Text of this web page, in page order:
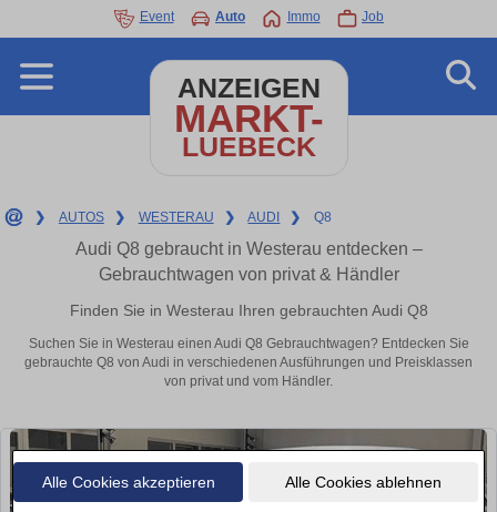
Alle Cookies akzeptieren Alle Cookies ablehnen
Event Auto Immo Job
ANZEIGEN
MARKT-
LUEBECK
❯ AUTOS ❯ WESTERAU ❯ AUDI ❯ Q8
Audi Q8 gebraucht in Westerau entdecken –
Gebrauchtwagen von privat & Händler
Finden Sie in Westerau Ihren gebrauchten Audi Q8
Suchen Sie in Westerau einen Audi Q8 Gebrauchtwagen? Entdecken Sie
gebrauchte Q8 von Audi in verschiedenen Ausführungen und Preisklassen
von privat und vom Händler.